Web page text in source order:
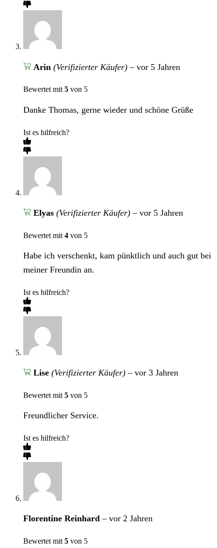
Arin (Verifizierter Käufer) – vor 5 Jahren
Bewertet mit5 von 5
Danke Thomas, gerne wieder und schöne Grüße
Ist es hilfreich?
Elyas (Verifizierter Käufer) – vor 5 Jahren
Bewertet mit 4 von 5
Habe ich verschenkt, kam pünktlich und auch gut bei
meiner Freundin an.
Ist es hilfreich?
Lise (Verifizierter Käufer) – vor 3 Jahren
Bewertet mit 5 von 5
Freundlicher Service.
Ist es hilfreich?
Florentine Reinhard– vor 2 Jahren
Bewertet mit 5 von 5